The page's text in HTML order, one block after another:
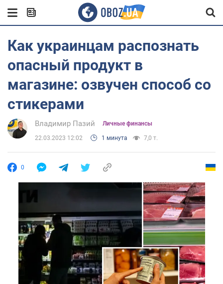
Как украинцам распознать
опасный продукт в
магазине: озвучен способ со
стикерами
Владимир Пазий Личные финансы
22.03.2023 12:02 1 минута 7,0 т.
0